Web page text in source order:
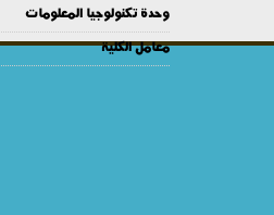
وحدة تكنولوجيا المعلومات
معامل الكلية